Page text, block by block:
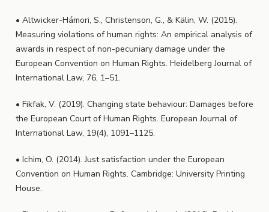
• Altwicker-Hámori, S., Christenson, G., & Kälin, W. (2015).
Measuring violations of human rights: An empirical analysis of
awards in respect of non-pecuniary damage under the
European Convention on Human Rights. Heidelberg Journal of
International Law, 76, 1–51.
• Fikfak, V. (2019). Changing state behaviour: Damages before
the European Court of Human Rights. European Journal of
International Law, 19(4), 1091–1125.
• Ichim, O. (2014). Just satisfaction under the European
Convention on Human Rights. Cambridge: University Printing
House.